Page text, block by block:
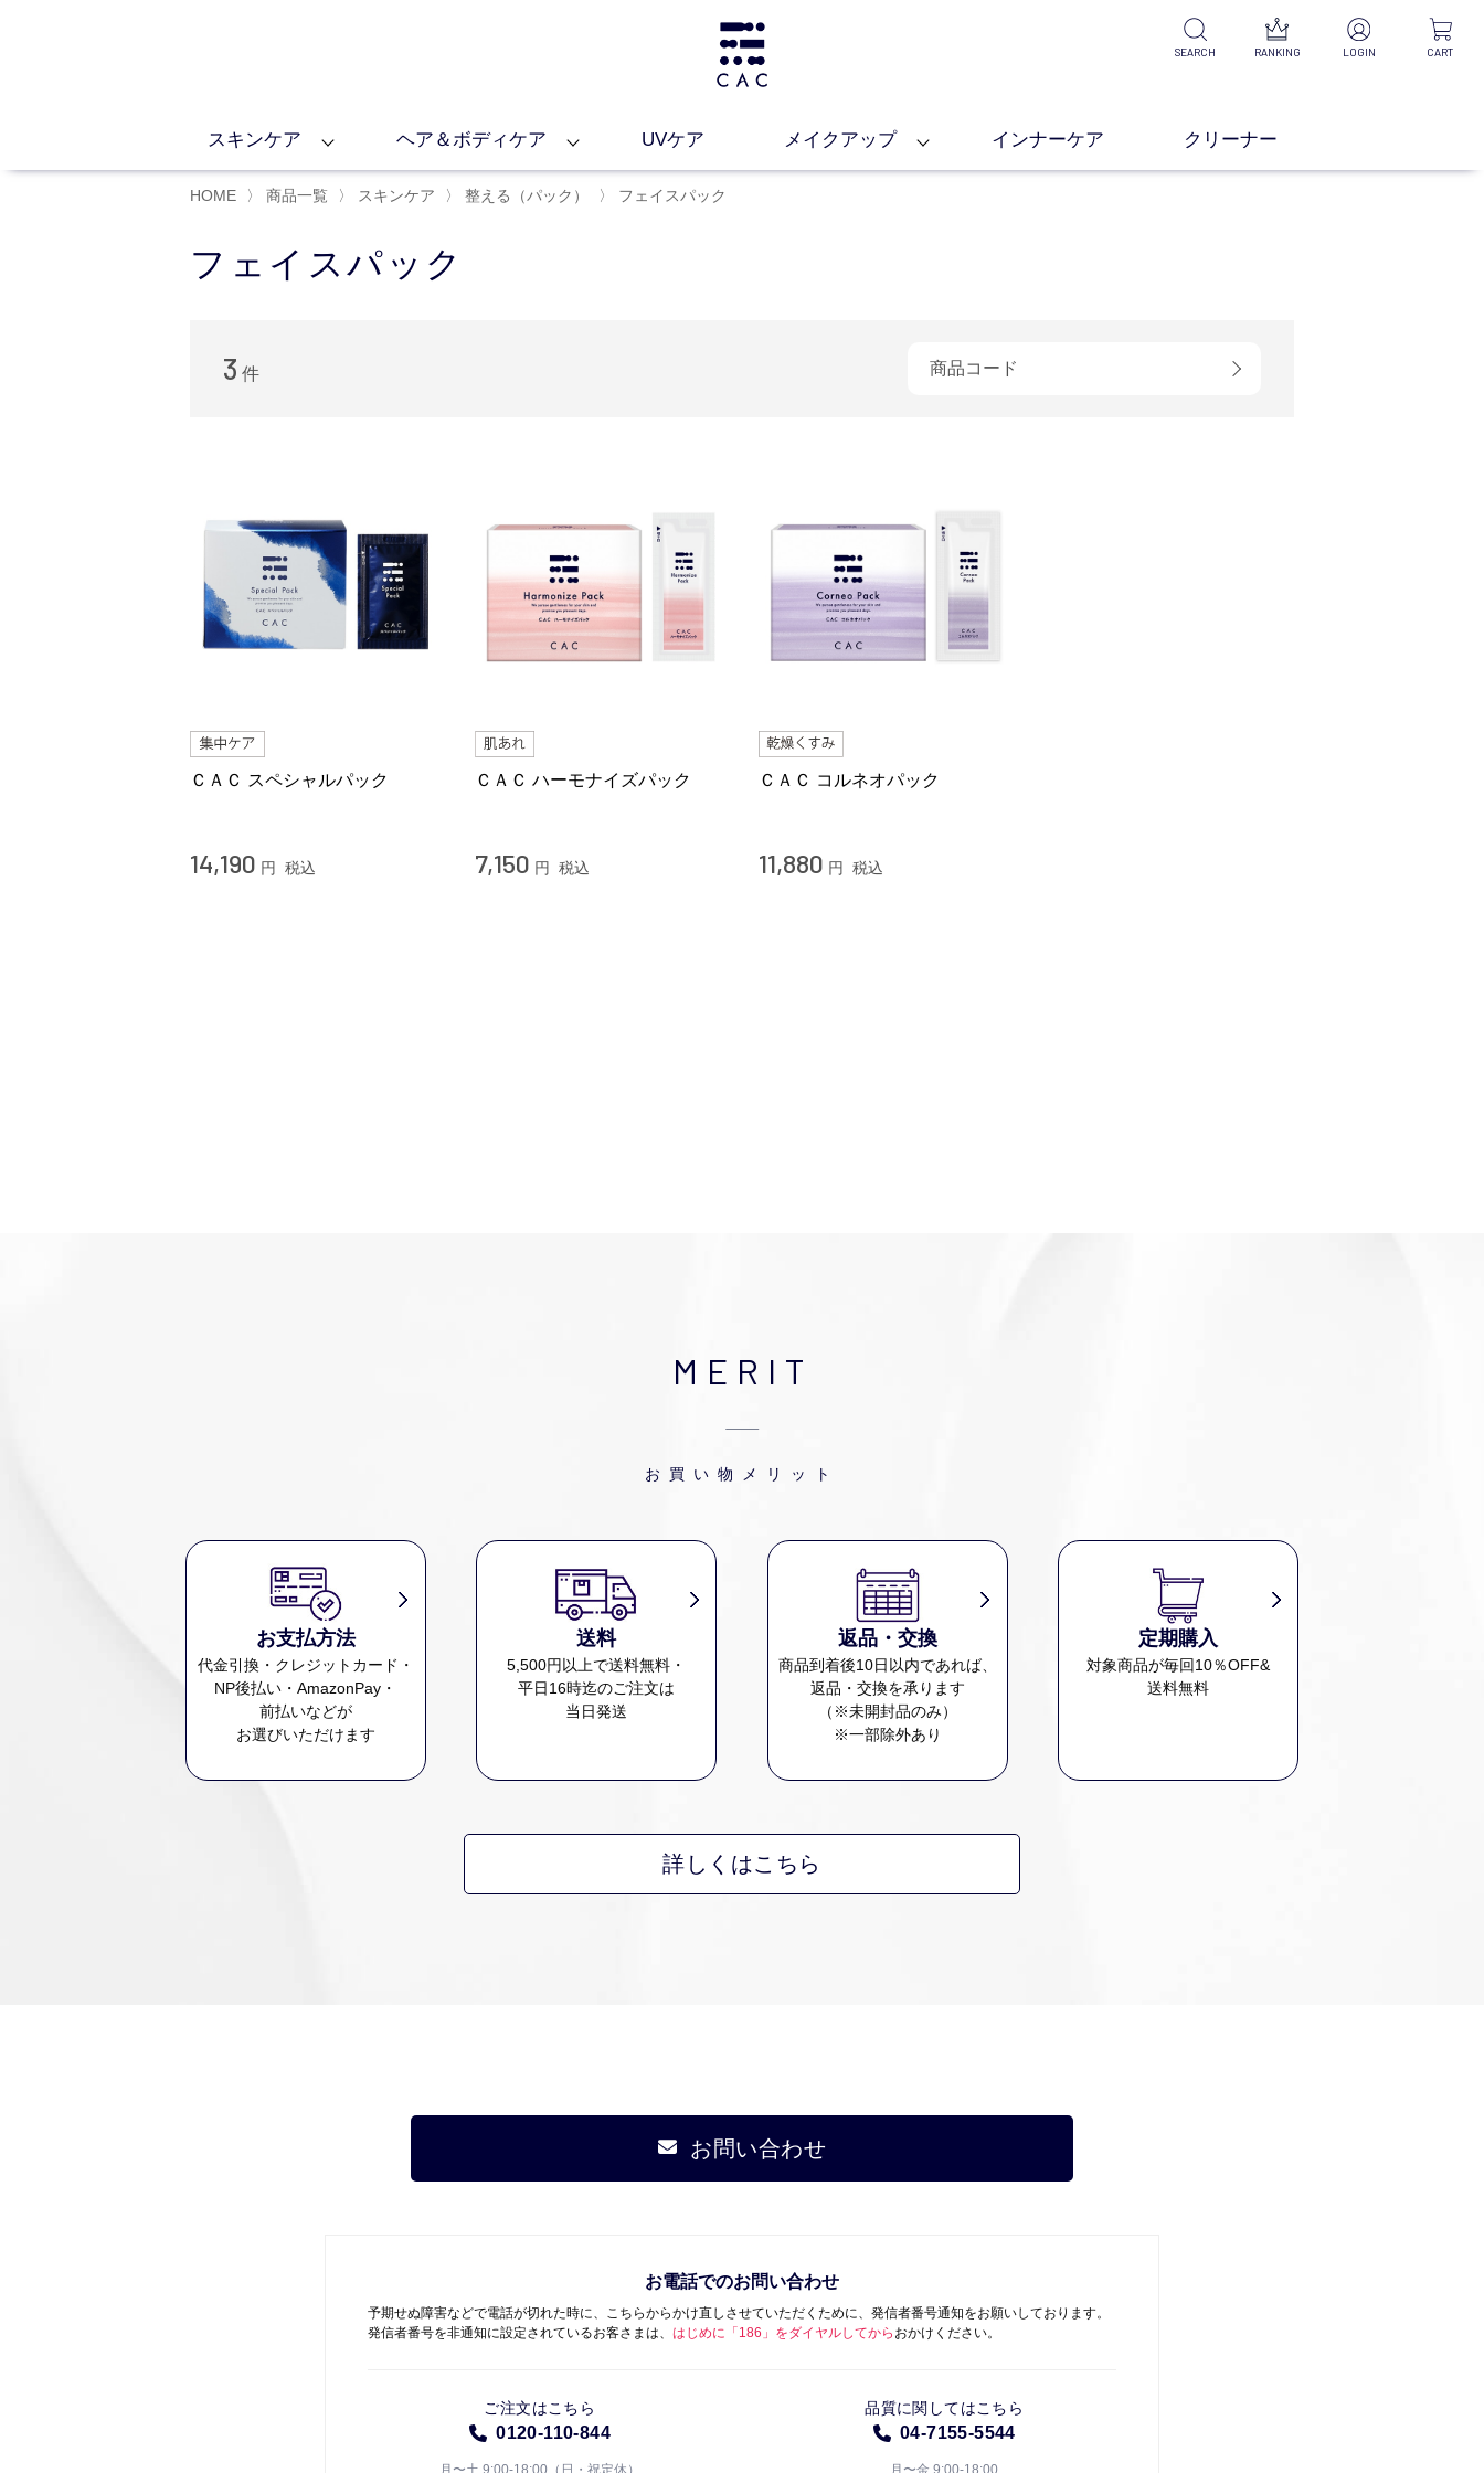
スキンケア ヘア＆ボディケア UVケア メイクアップ インナーケア クリーナー
SEARCH RANKING LOGIN CART
HOME 〉 商品一覧 〉 スキンケア 〉 整える（パック） 〉 フェイスパック
フェイスパック
3 件 商品コード
ＣＡＣ スペシャルパック
14,190 円 税込
ＣＡＣ ハーモナイズパック
7,150 円 税込
ＣＡＣ コルネオパック
11,880 円 税込
MERIT
お買い物メリット
お支払方法
代金引換・クレジットカード・
NP後払い・AmazonPay・
前払いなどが
お選びいただけます
送料
5,500円以上で送料無料・
平日16時迄のご注文は
当日発送
返品・交換
商品到着後10日以内であれば、
返品・交換を承ります
（※未開封品のみ）
※一部除外あり
定期購入
対象商品が毎回10％OFF&
送料無料
詳しくはこちら
お問い合わせ
お電話でのお問い合わせ
予期せぬ障害などで電話が切れた時に、こちらからかけ直しさせていただくために、発信者番号通知をお願いしております。
発信者番号を非通知に設定されているお客さまは、 はじめに「186」をダイヤルしてから おかけください。
ご注文はこちら
0120-110-844
月〜土 9:00-18:00（日・祝定休）
品質に関してはこちら
04-7155-5544
月〜金 9:00-18:00